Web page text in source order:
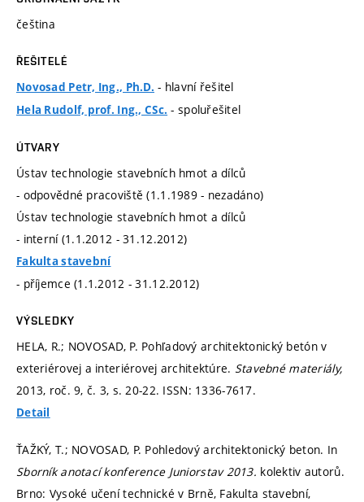
čeština
ŘEŠITELÉ
Novosad Petr, Ing., Ph.D. - hlavní řešitel
Hela Rudolf, prof. Ing., CSc. - spoluřešitel
ÚTVARY
Ústav technologie stavebních hmot a dílců
- odpovědné pracoviště (1.1.1989 - nezadáno)
Ústav technologie stavebních hmot a dílců
- interní (1.1.2012 - 31.12.2012)
Fakulta stavební
- příjemce (1.1.2012 - 31.12.2012)
VÝSLEDKY
HELA, R.; NOVOSAD, P. Pohľadový architektonický betón v
exteriérovej a interiérovej architektúre. Stavebné materiály,
2013, roč. 9, č. 3, s. 20-22. ISSN: 1336-7617.
Detail
ŤAŽKÝ, T.; NOVOSAD, P. Pohledový architektonický beton. In
Sborník anotací konference Juniorstav 2013. kolektiv autorů.
Brno: Vysoké učení technické v Brně, Fakulta stavební,